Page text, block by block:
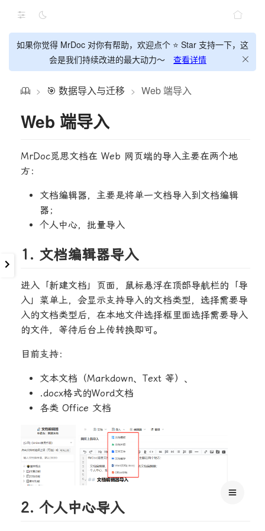
如果你觉得 MrDoc 对你有帮助，欢迎点个 ⭐ Star 支持一下，这
会是我们持续改进的最大动力～
查看详情
> 🎯 数据导入与迁移 > Web 端导入
Web 端导入
MrDoc觅思文档在 Web 网页端的导入主要在两个地
方：
文档编辑器，主要是将单一文档导入到文档编辑
器；
个人中心，批量导入
1. 文档编辑器导入
进入「新建文档」页面，鼠标悬浮在顶部导航栏的「导
入」菜单上，会显示支持导入的文档类型，选择需要导
入的文档类型后，在本地文件选择框里面选择需要导入
的文件，等待后台上传转换即可。
目前支持：
文本文档（Markdown、Text 等）、
.docx格式的Word文档
各类 Office 文档
2. 个人中心导入